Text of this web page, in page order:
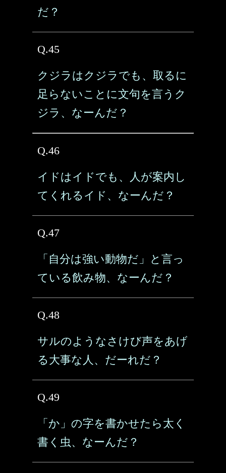
だ？
Q.45
クジラはクジラでも、取るに
足らないことに文句を言うク
ジラ、なーんだ？
Q.46
イドはイドでも、人が案内し
てくれるイド、なーんだ？
Q.47
「自分は強い動物だ」と言っ
ている飲み物、なーんだ？
Q.48
サルのようなさけび声をあげ
る大事な人、だーれだ？
Q.49
「か」の字を書かせたら太く
書く虫、なーんだ？